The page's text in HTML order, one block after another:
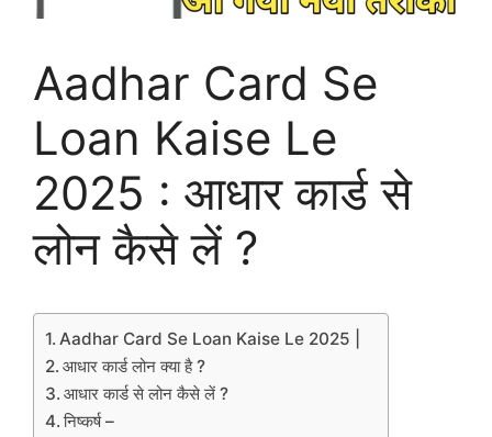
Aadhar Card Se
Loan Kaise Le
2025 : आधार कार्ड से
लोन कैसे लें ?
Aadhar Card Se Loan Kaise Le 2025 |
आधार कार्ड लोन क्या है ?
आधार कार्ड से लोन कैसे लें ?
निष्कर्ष –